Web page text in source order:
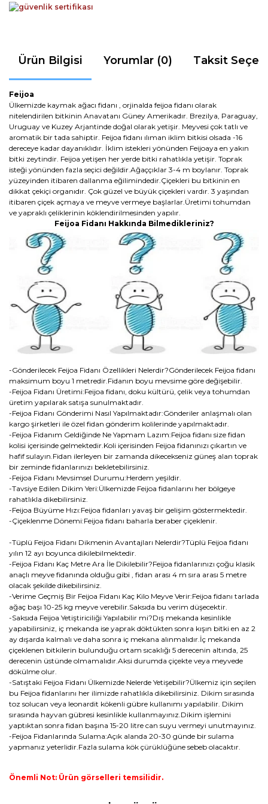
Ürün Bilgisi Yorumlar (0) Taksit
Feijoa
Ülkemizde kaymak ağacı fidanı , orjinalda feijoa fidanı olarak
nitelendirilen bitkinin Anavatanı Güney Amerikadır. Brezilya, Paraguay,
Uruguay ve Kuzey Arjantinde doğal olarak yetişir. Meyvesi çok tatlı ve
aromatik bir tada sahiptir. Feijoa fidanı ılıman iklim bitkisi olsada -16
dereceye kadar dayanıklıdır. İklim istekleri yönünden Feijoaya en yakın
bitki zeytindir. Feijoa yetişen her yerde bitki rahatlıkla yetişir. Toprak
isteği yönünden fazla seçici değildir.Ağaççıklar 3-4 m boylanır. Toprak
yüzeyinden itibaren dallanma eğilimindedir.Çiçekleri bu bitkinin en
dikkat çekiçi organıdır. Çok güzel ve büyük çiçekleri vardır. 3 yaşından
itibaren çiçek açmaya ve meyve vermeye başlarlar.Üretimi tohumdan
ve yapraklı çeliklerinin köklendirilmesinden yapılır.
Feijoa Fidanı Hakkında Bilmedikleriniz?
-Gönderilecek Feijoa Fidanı Özellikleri Nelerdir?Gönderilecek Feijoa fidanı
maksimum boyu 1 metredir.Fidanın boyu mevsime göre değişebilir.
-Feijoa Fidanı Üretimi:Feijoa fidanı, doku kültürü, çelik veya tohumdan
üretim yapılarak satışa sunulmaktadır.
-Feijoa Fidanı Gönderimi Nasıl Yapılmaktadır:Gönderiler anlaşmalı olan
kargo şirketleri ile özel fidan gönderim kolilerinde yapılmaktadır.
-Feijoa Fidanım Geldiğinde Ne Yapmam Lazım:Feijoa fidanı size fidan
kolisi içerisinde gelmektedir.Koli içerisinden Feijoa fidanınızı çıkartın ve
hafif sulayın.Fidan ilerleyen bir zamanda dikecekseniz güneş alan toprak
bir zeminde fidanlarınızı bekletebilirsiniz.
-Feijoa Fidanı Mevsimsel Durumu:Herdem yeşildir.
-Tavsiye Edilen Dikim Yeri:Ülkemizde Feijoa fidanlarını her bölgeye
rahatlıkla dikebilirsiniz.
-Feijoa Büyüme Hızı:Feijoa fidanları yavaş bir gelişim göstermektedir.
-Çiçeklenme Dönemi:Feijoa fidanı baharla beraber çiçeklenir.
-Tüplü Feijoa Fidanı Dikmenin Avantajları Nelerdir?Tüplü Feijoa fidanı
yılın 12 ayı boyunca dikilebilmektedir.
-Feijoa Fidanı Kaç Metre Ara İle Dikilebilir?Feijoa fidanlarınızı çoğu klasik
anaçlı meyve fidanında olduğu gibi , fidan arası 4 m sıra arası 5 metre
olacak şekilde dikebilirsiniz.
-Verime Geçmiş Bir Feijoa Fidanı Kaç Kilo Meyve Verir:Feijoa fidanı tarlada
ağaç başı 10-25 kg meyve verebilir.Saksıda bu verim düşecektir.
-Saksıda Feijoa Yetiştiriciliği Yapılabilir mi?Dış mekanda kesinlikle
yapabilirsiniz, iç mekanda ise yaprak döktükten sonra kışın bitki en az 2
ay dışarda kalmalı ve daha sonra iç mekana alınmalıdır.İç mekanda
çiçeklenen bitkilerin bulunduğu ortam sıcaklığı 5 derecenin altında, 25
derecenin üstünde olmamalıdır.Aksi durumda çiçekte veya meyvede
dökülme olur.
-Satıştaki Feijoa Fidanı Ülkemizde Nelerde Yetişebilir?Ülkemiz için seçilen
bu Feijoa fidanlarını her ilimizde rahatlıkla dikebilirsiniz. Dikim sırasında
toz solucan veya leonardit kökenli gübre kullanımı yapılabilir. Dikim
sırasında hayvan gübresi kesinlikle kullanmayınız.Dikim işlemini
yaptıktan sonra fidan başına 15-20 litre can suyu vermeyi unutmayınız.
-Feijoa Fidanlarında Sulama:Açık alanda 20-30 günde bir sulama
yapmanız yeterlidir.Fazla sulama kök çürüklüğüne sebeb olacaktır.
Önemli Not: Ürün görselleri temsilidir.